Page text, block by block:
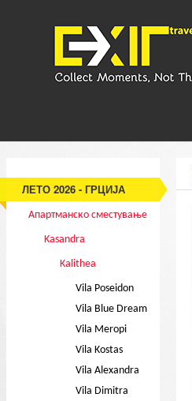
ЛЕТО 2026 - ГРЦИЈА
Апартманско сместување
Kasandra
Kalithea
Vila Poseidon
Vila Blue Dream
Vila Meropi
Vila Kostas
Vila Alexandra
Vila Dimitra